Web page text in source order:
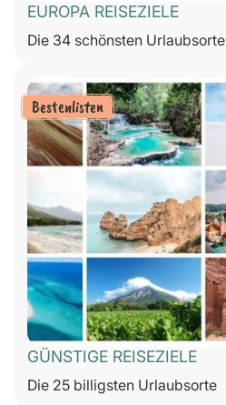
EUROPA REISEZIELE
Die 34 schönsten Urlaubsorte
Bestenlisten
GÜNSTIGE REISEZIELE
Die 25 billigsten Urlaubsorte